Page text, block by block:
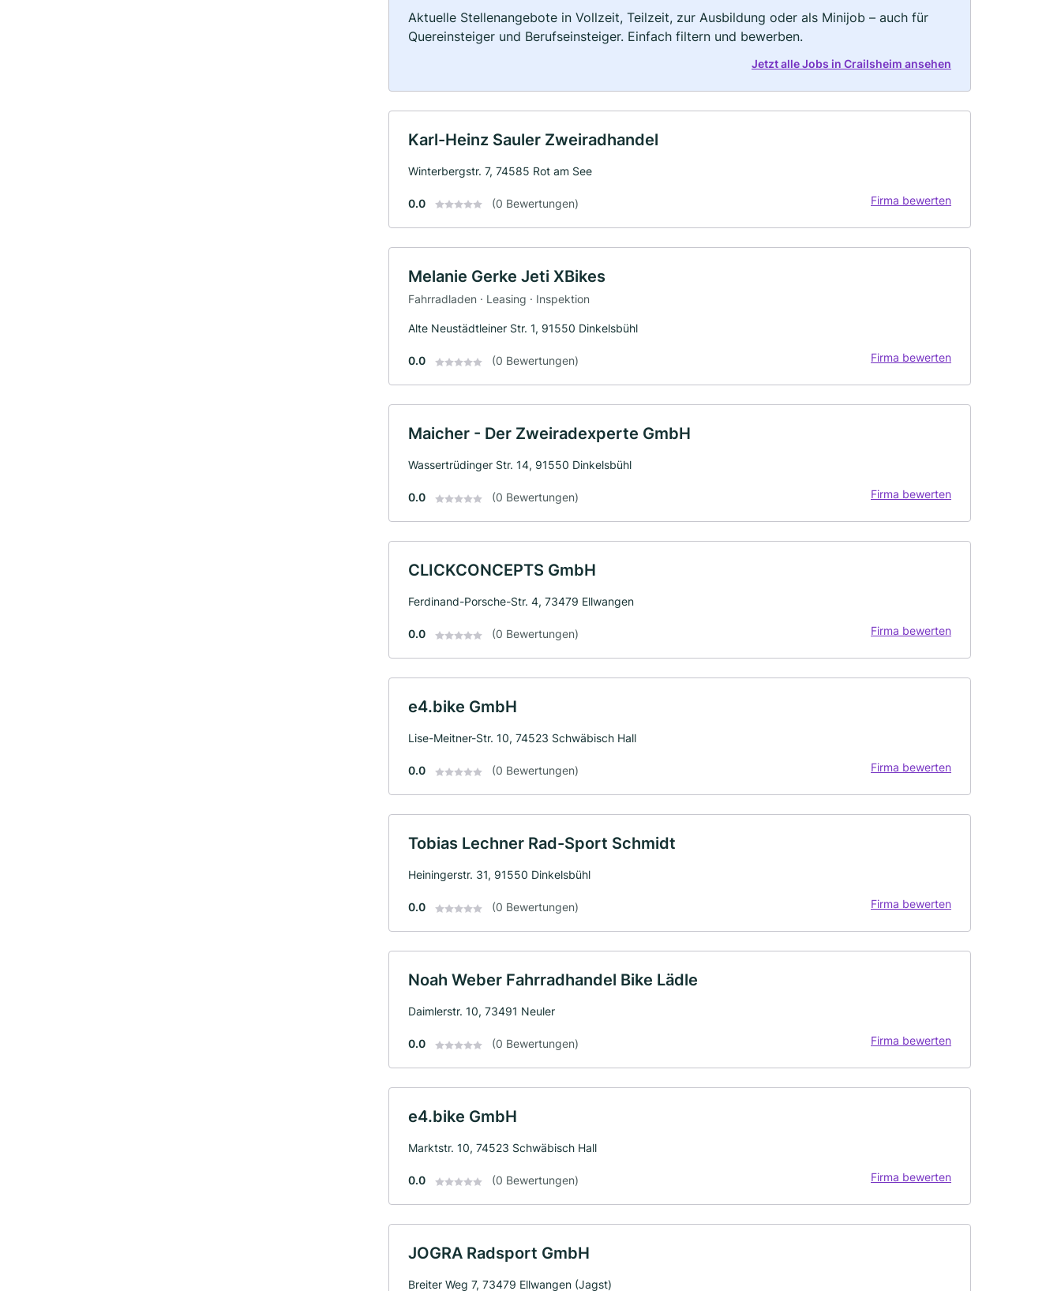
Aktuelle Stellenangebote in Vollzeit, Teilzeit, zur Ausbildung oder als Minijob – auch für
Quereinsteiger und Berufseinsteiger. Einfach filtern und bewerben.
Jetzt alle Jobs in Crailsheim ansehen
Karl-Heinz Sauler Zweiradhandel
Winterbergstr. 7, 74585 Rot am See
0.0 (0 Bewertungen) Firma bewerten
Melanie Gerke Jeti XBikes
Fahrradladen · Leasing · Inspektion
Alte Neustädtleiner Str. 1, 91550 Dinkelsbühl
0.0 (0 Bewertungen) Firma bewerten
Maicher - Der Zweiradexperte GmbH
Wassertrüdinger Str. 14, 91550 Dinkelsbühl
0.0 (0 Bewertungen) Firma bewerten
CLICKCONCEPTS GmbH
Ferdinand-Porsche-Str. 4, 73479 Ellwangen
0.0 (0 Bewertungen) Firma bewerten
e4.bike GmbH
Lise-Meitner-Str. 10, 74523 Schwäbisch Hall
0.0 (0 Bewertungen) Firma bewerten
Tobias Lechner Rad-Sport Schmidt
Heiningerstr. 31, 91550 Dinkelsbühl
0.0 (0 Bewertungen) Firma bewerten
Noah Weber Fahrradhandel Bike Lädle
Daimlerstr. 10, 73491 Neuler
0.0 (0 Bewertungen) Firma bewerten
e4.bike GmbH
Marktstr. 10, 74523 Schwäbisch Hall
0.0 (0 Bewertungen) Firma bewerten
JOGRA Radsport GmbH
Breiter Weg 7, 73479 Ellwangen (Jagst)